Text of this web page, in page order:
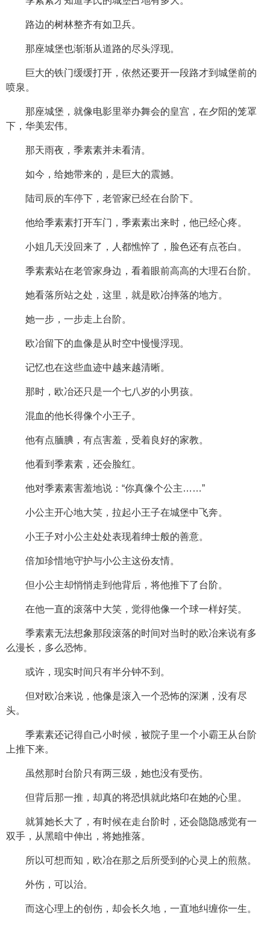
路边的树林整齐有如卫兵。
那座城堡也渐渐从道路的尽头浮现。
巨大的铁门缓缓打开，依然还要开一段路才到城堡前的
喷泉。
那座城堡，就像电影里举办舞会的皇宫，在夕阳的笼罩
下，华美宏伟。
那天雨夜，季素素并未看清。
如今，给她带来的，是巨大的震撼。
陆司辰的车停下，老管家已经在台阶下。
他给季素素打开车门，季素素出来时，他已经心疼。
小姐几天没回来了，人都憔悴了，脸色还有点苍白。
季素素站在老管家身边，看着眼前高高的大理石台阶。
她看落所站之处，这里，就是欧冶摔落的地方。
她一步，一步走上台阶。
欧冶留下的血像是从时空中慢慢浮现。
记忆也在这些血迹中越来越清晰。
那时，欧冶还只是一个七八岁的小男孩。
混血的他长得像个小王子。
他有点腼腆，有点害羞，受着良好的家教。
他看到季素素，还会脸红。
他对季素素害羞地说：“你真像个公主……”
小公主开心地大笑，拉起小王子在城堡中飞奔。
小王子对小公主处处表现着绅士般的善意。
倍加珍惜地守护与小公主这份友情。
但小公主却悄悄走到他背后，将他推下了台阶。
在他一直的滚落中大笑，觉得他像一个球一样好笑。
季素素无法想象那段滚落的时间对当时的欧冶来说有多
么漫长，多么恐怖。
或许，现实时间只有半分钟不到。
但对欧冶来说，他像是滚入一个恐怖的深渊，没有尽
头。
季素素还记得自己小时候，被院子里一个小霸王从台阶
上推下来。
虽然那时台阶只有两三级，她也没有受伤。
但背后那一推，却真的将恐惧就此烙印在她的心里。
就算她长大了，有时候在走台阶时，还会隐隐感觉有一
双手，从黑暗中伸出，将她推落。
所以可想而知，欧冶在那之后所受到的心灵上的煎熬。
外伤，可以治。
而这心理上的创伤，却会长久地，一直地纠缠你一生。